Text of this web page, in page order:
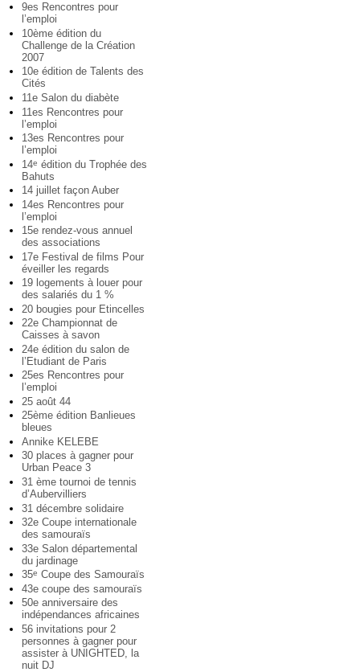
9es Rencontres pour
l’emploi
10ème édition du
Challenge de la Création
2007
10e édition de Talents des
Cités
11e Salon du diabète
11es Rencontres pour
l’emploi
13es Rencontres pour
l’emploi
14e édition du Trophée des
Bahuts
14 juillet façon Auber
14es Rencontres pour
l’emploi
15e rendez-vous annuel
des associations
17e Festival de films Pour
éveiller les regards
19 logements à louer pour
des salariés du 1 %
20 bougies pour Etincelles
22e Championnat de
Caisses à savon
24e édition du salon de
l’Etudiant de Paris
25es Rencontres pour
l’emploi
25 août 44
25ème édition Banlieues
bleues
Annike KELEBE
30 places à gagner pour
Urban Peace 3
31 ème tournoi de tennis
d’Aubervilliers
31 décembre solidaire
32e Coupe internationale
des samouraïs
33e Salon départemental
du jardinage
35e Coupe des Samouraïs
43e coupe des samouraïs
50e anniversaire des
indépendances africaines
56 invitations pour 2
personnes à gagner pour
assister à UNIGHTED, la
nuit DJ